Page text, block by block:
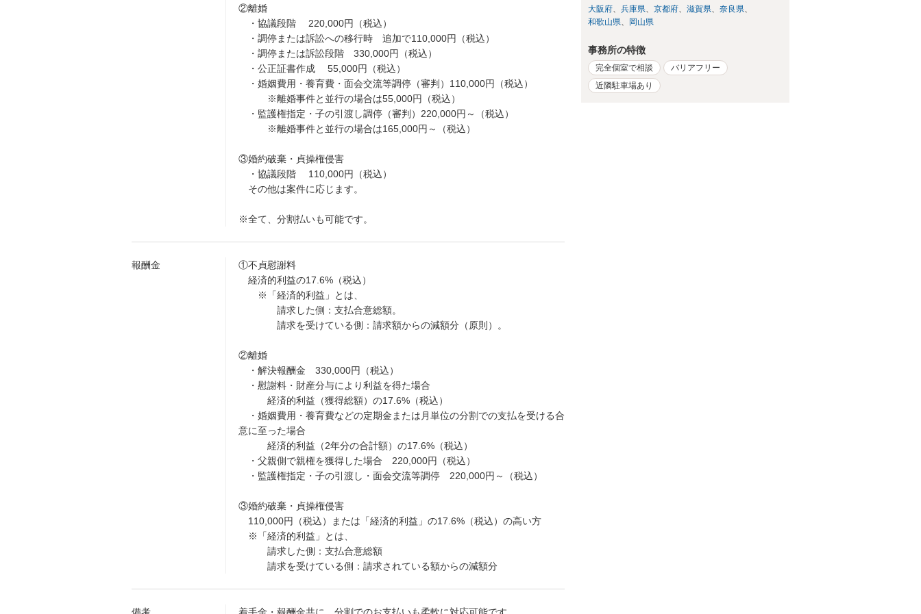
②離婚
・協議段階 220,000円（税込）
・調停または訴訟への移行時 追加で110,000円（税込）
・調停または訴訟段階 330,000円（税込）
・公正証書作成 55,000円（税込）
・婚姻費用・養育費・面会交流等調停（審判）110,000円（税込）
※離婚事件と並行の場合は55,000円（税込）
・監護権指定・子の引渡し調停（審判）220,000円～（税込）
※離婚事件と並行の場合は165,000円～（税込）
③婚約破棄・貞操権侵害
・協議段階 110,000円（税込）
その他は案件に応じます。
※全て、分割払いも可能です。
報酬金
①不貞慰謝料
経済的利益の17.6%（税込）
※「経済的利益」とは、
請求した側：支払合意総額。
請求を受けている側：請求額からの減額分（原則）。
②離婚
・解決報酬金 330,000円（税込）
・慰謝料・財産分与により利益を得た場合
経済的利益（獲得総額）の17.6%（税込）
・婚姻費用・養育費などの定期金または月単位の分割での支払を受ける合
意に至った場合
経済的利益（2年分の合計額）の17.6%（税込）
・父親側で親権を獲得した場合 220,000円（税込）
・監護権指定・子の引渡し・面会交流等調停 220,000円～（税込）
③婚約破棄・貞操権侵害
110,000円（税込）または「経済的利益」の17.6%（税込）の高い方
※「経済的利益」とは、
請求した側：支払合意総額
請求を受けている側：請求されている額からの減額分
大阪府 兵庫県 京都府 滋賀県
奈良県
和歌山県
岡山県
事務所の特徴
完全個室で相談
バリアフリー
近隣駐車場あり